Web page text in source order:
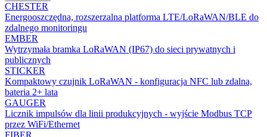
CHESTER
Energooszczędna, rozszerzalna platforma LTE/LoRaWAN/BLE do
zdalnego monitoringu
EMBER
Wytrzymała bramka LoRaWAN (IP67) do sieci prywatnych i
publicznych
STICKER
Kompaktowy czujnik LoRaWAN - konfiguracja NFC lub zdalna,
bateria 2+ lata
GAUGER
Licznik impulsów dla linii produkcyjnych - wyjście Modbus TCP
przez WiFi/Ethernet
FIBER